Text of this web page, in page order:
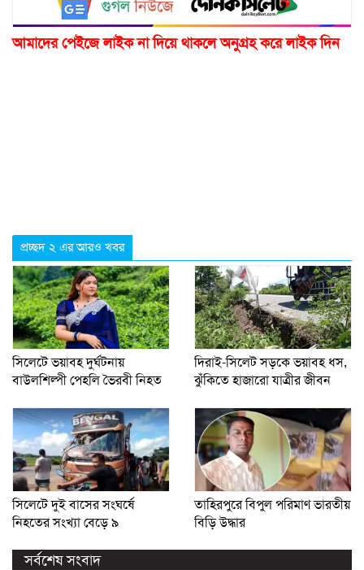
আমাদের পেইজে লাইক না দিয়ে থাকলে অনুগ্রহ করে লাইক দিন
প্রচ্ছদ ২ এর আরও খবর
সিলেটে ভয়াবহ দুর্ঘটনায়
বাউলশিল্পী পেহলি ভৈরবী নিহত
দিরাই-সিলেট সড়কে ভয়াবহ ধস,
ঝুঁকিতে হাজারো যাত্রীর জীবন
সিলেটে দুই বাসের সংঘর্ষে
নিহতের সংখ্যা বেড়ে ৯
তাহিরপুরে বিপুল পরিমাণ ভারতীয়
বিড়ি উদ্ধার
সর্বশেষ সংবাদ